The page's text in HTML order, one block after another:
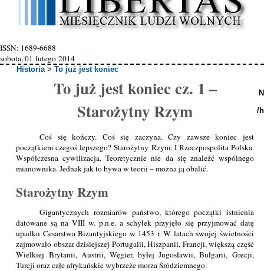
ISSN: 1689-6688
sobota, 01 lutego 2014
Historia >To już jest koniec
To już jest koniec cz. 1 –
Starożytny Rzym
Coś się kończy. Coś się zaczyna. Czy zawsze koniec jest
początkiem czegoś lepszego? Starożytny Rzym. I Rzeczpospolita Polska.
Współczesna cywilizacja. Teoretycznie nie da się znaleźć wspólnego
mianownika. Jednak jak to bywa w teorii – można ją obalić.
Starożytny Rzym
Gigantycznych rozmiarów państwo, którego początki istnienia
datowane są na VIII w. p.n.e. a schyłek przyjęło się przyjmować datę
upadku Cesarstwa Bizantyjskiego w 1453 r. W latach swojej świetności
zajmowało obszar dzisiejszej Portugalii, Hiszpanii, Francji, większą część
Wielkiej Brytanii, Austrii, Węgier, byłej Jugosławii, Bułgarii, Grecji,
Turcji oraz całe afrykańskie wybrzeże morza Śródziemnego.
/